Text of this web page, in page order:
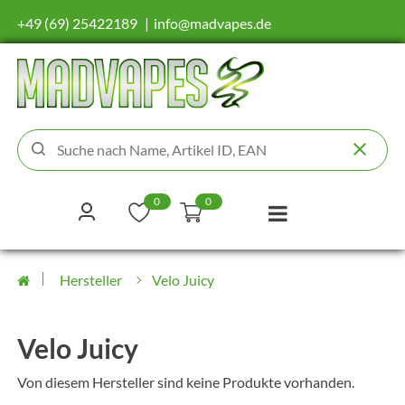
+49 (69) 25422189 info@madvapes.de
0 0
Hersteller Velo Juicy
Velo Juicy
Von diesem Hersteller sind keine Produkte vorhanden.